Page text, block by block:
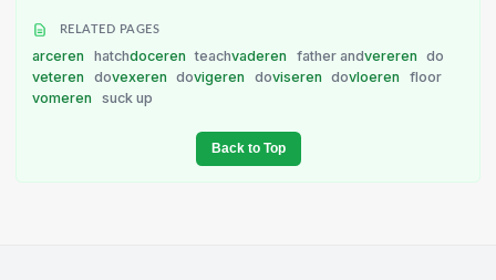
RELATED PAGES
arceren hatchdoceren teachvaderen father andvereren
do
veteren
dovexeren dovigeren doviseren dovloeren
floor
vomeren
suck up
Back to Top